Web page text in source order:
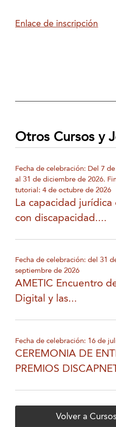
Enlace de inscripción
Otros Cursos y
Fecha de celebración: Del 7
al 31 de diciembre de 2026.
tutorial: 4 de octubre de 2026
La capacidad jurídica
con discapacidad....
Fecha de celebración: del 31
septiembre de 2026
AMETIC Encuentro
Digital y las...
Fecha de celebración: 16 de
CEREMONIA DE
PREMIOS
Volver a